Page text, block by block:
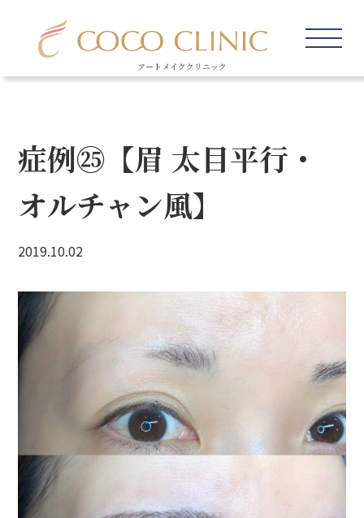
アートメイククリニック
症例㉕【眉 太目平行・
オルチャン風】
2019.10.02